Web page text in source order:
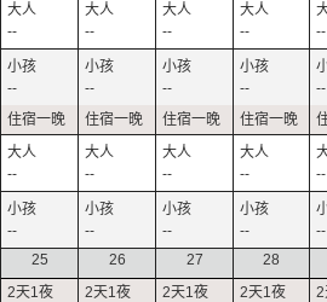
--
--
--
--
--
--
--
--
--
--
--
--
--
--
--
--
--
--
--
--
25
26 27 28